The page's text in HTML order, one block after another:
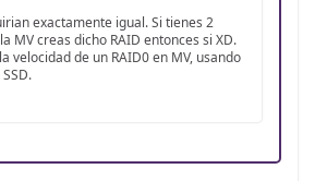
exactamente igual. Si tienes 2
MV creas dicho RAID entonces si XD.
velocidad de un RAID0 en MV, usando